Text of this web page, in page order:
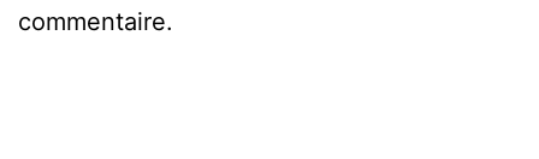
commentaire.